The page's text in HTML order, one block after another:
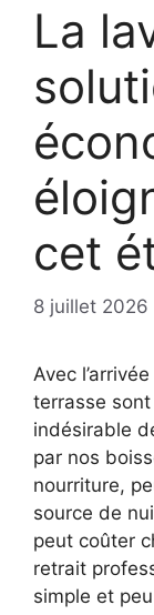
La
cet
8 juillet 2026
Avec
terrasse
indésirable
par nos
nourriture,
source de
peut coûter
retrait
simple et